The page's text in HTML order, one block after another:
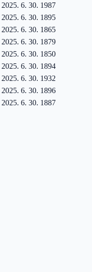
2025. 6. 30. 1987
2025. 6. 30. 1895
2025. 6. 30. 1865
2025. 6. 30. 1879
2025. 6. 30. 1850
2025. 6. 30. 1894
2025. 6. 30. 1932
2025. 6. 30. 1896
2025. 6. 30. 1887